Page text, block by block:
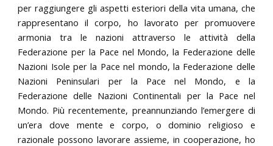
per raggiungere gli aspetti esteriori della vita umana, che
rappresentano il corpo, ho lavorato per promuovere
armonia tra le nazioni attraverso le attività della
Federazione per la Pace nel Mondo, la Federazione delle
Nazioni Isole per la Pace nel mondo, la Federazione delle
Nazioni Peninsulari per la Pace nel Mondo, e la
Federazione delle Nazioni Continentali per la Pace nel
Mondo. Più recentemente, preannunziando l’emergere di
un’era dove mente e corpo, o dominio religioso e
razionale possono lavorare assieme, in cooperazione, ho